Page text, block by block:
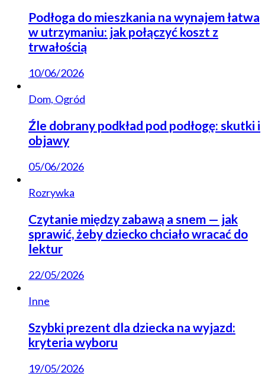
Podłoga do mieszkania na wynajem łatwa
w utrzymaniu: jak połączyć koszt z
trwałością
10/06/2026
Dom, Ogród
Źle dobrany podkład pod podłogę: skutki i
objawy
05/06/2026
Rozrywka
Czytanie między zabawą a snem — jak
sprawić, żeby dziecko chciało wracać do
lektur
22/05/2026
Inne
Szybki prezent dla dziecka na wyjazd:
kryteria wyboru
19/05/2026